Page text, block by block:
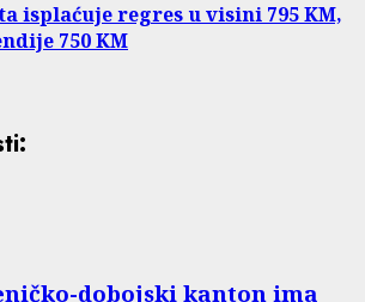
isplaćuje regres u visini 795 KM,
750 KM
dobojski kanton ima